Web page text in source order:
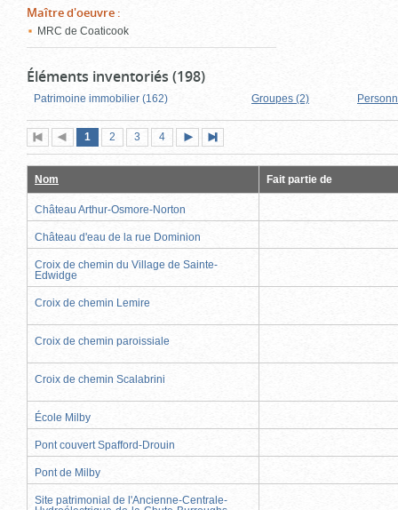
Maître d'oeuvre :
MRC de Coaticook
Éléments inventoriés (198)
Patrimoine immobilier (162) Groupes (2)
Première
page
Page
précédente
Page
1 (page
actuelle)
Page
2 Page
3 Page
4
suivante
page
Nom Fait partie de
Château Arthur-Osmore-Norton
Château d'eau de la rue Dominion
Croix de chemin du Village de Sainte-
Edwidge
Croix de chemin Lemire
Croix de chemin paroissiale
Croix de chemin Scalabrini
École Milby
Pont couvert Spafford-Drouin
Pont de Milby
Site patrimonial de l'Ancienne-Centrale-